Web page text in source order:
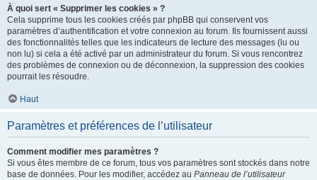
À quoi sert « Supprimer les cookies » ?
Cela supprime tous les cookies créés par phpBB qui conservent vos
paramètres d’authentification et votre connexion au forum. Ils fournissent aussi
des fonctionnalités telles que les indicateurs de lecture des messages (lu ou
non lu) si cela a été activé par un administrateur du forum. Si vous rencontrez
des problèmes de connexion ou de déconnexion, la suppression des cookies
pourrait les résoudre.
Haut
Paramètres et préférences de l’utilisateur
Comment modifier mes paramètres ?
Si vous êtes membre de ce forum, tous vos paramètres sont stockés dans notre
base de données. Pour les modifier, accédez au Panneau de l’utilisateur